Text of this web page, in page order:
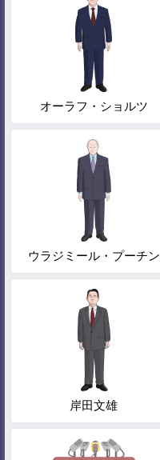
オーラフ・ショルツ
ウラジミール・プーチン
岸田文雄